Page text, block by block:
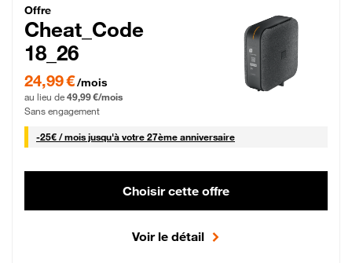
Cheat_Code Fibre_18_26
Offre
Cheat_Code
18_26
24,99 € par mois pendant 0 mois puis 49,99 € par mois, Sans engagement
24,99 €/mois
au lieu de 49,99 €/mois
Sans engagement
-25€ / mois25 € par mois
jusqu'à votre 27ème anniversaire
Choisir cette offre
Voir le détail